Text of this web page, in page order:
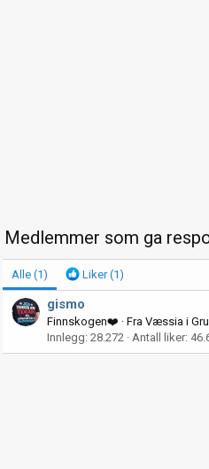
Medlemmer som ga
Alle (1) Liker(1)
gismo
Finnskogen❤️ · Fra Væssia i
Innlegg 28.272 Antall liker